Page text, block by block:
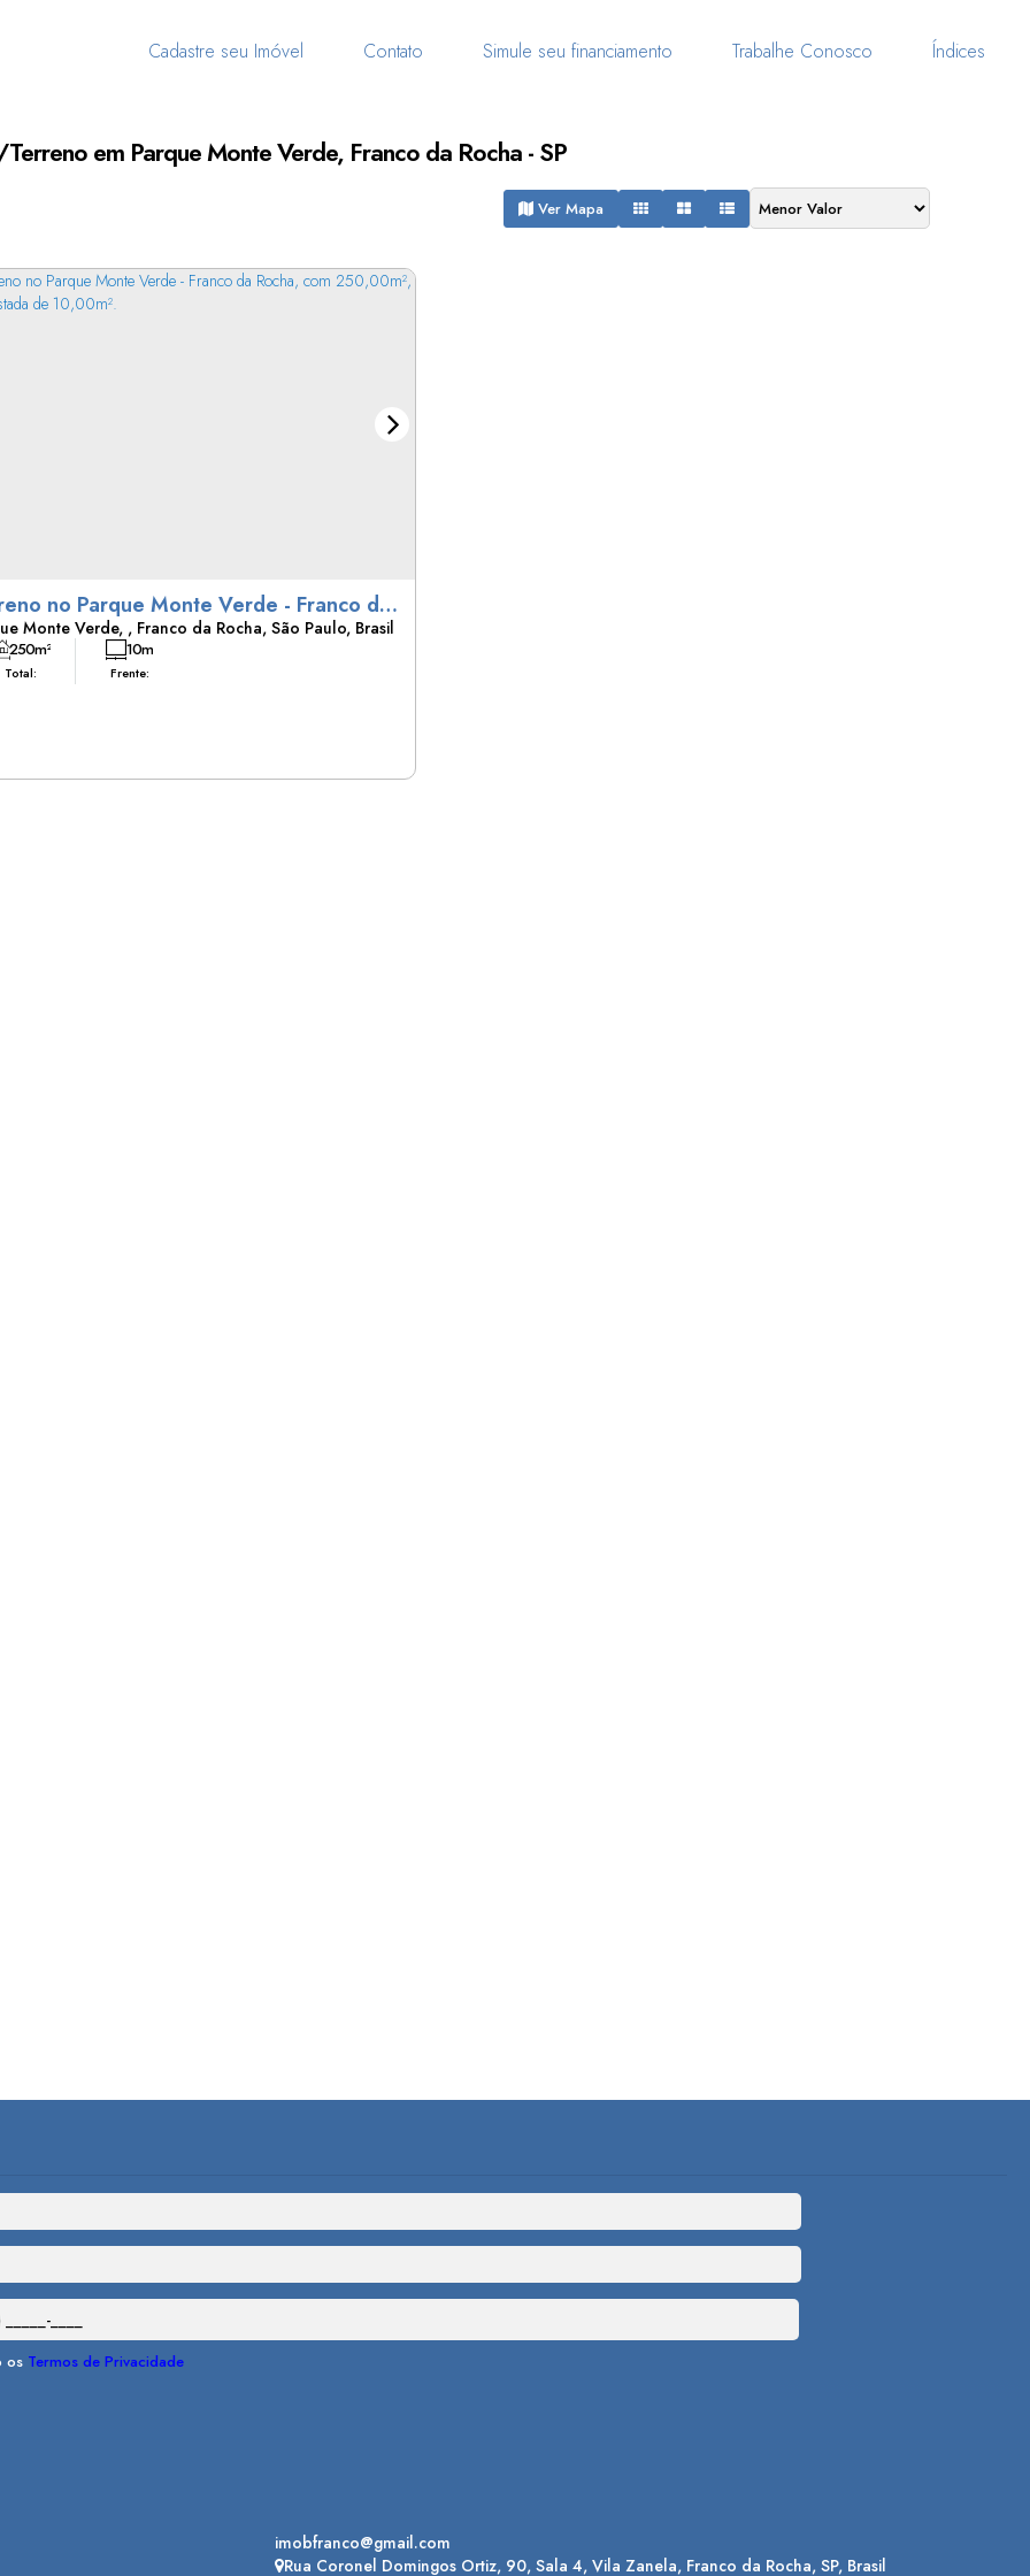
Cadastre seu Imóvel Contato Simule seu financiamento Trabalhe Conosco Índices
em Parque Monte Verde, Franco da Rocha - SP
Ver Mapa
no Parque Monte Verde - Franco da
com 250,00m², com testada de
Monte Verde , Franco da Rocha, São Paulo, Brasil
Total:
250m²
Frente:
10m
os Termos de Privacidade
imobfranco@gmail.com
Rua Coronel Domingos Ortiz, 90, Sala 4, Vila Zanela, Franco da Rocha, SP, Brasil